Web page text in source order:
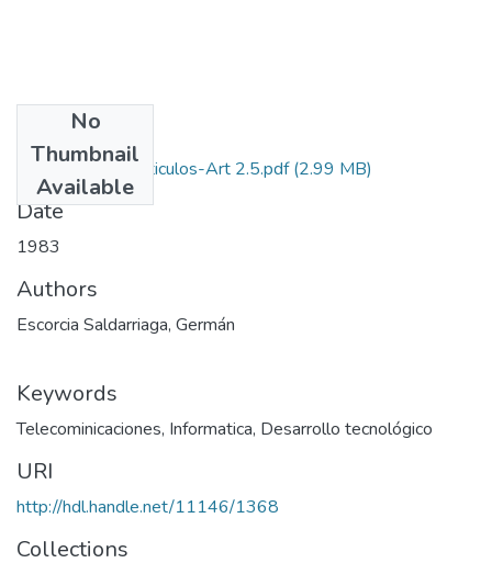
No
Thumbnail
Available
1983-V1-N2-Articulos-Art 2.5.pdf(2.99 MB)
Date
1983
Authors
Escorcia Saldarriaga, Germán
Keywords
Telecominicaciones, Informatica, Desarrollo tecnológico
URI
http://hdl.handle.net/11146/1368
Collections